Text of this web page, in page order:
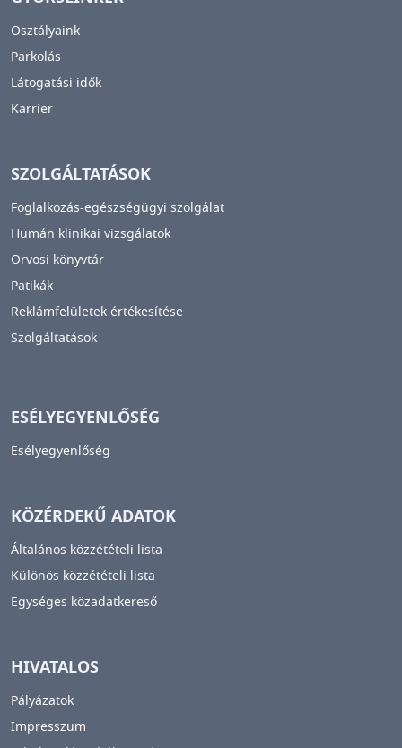
Osztályaink
Parkolás
Látogatási idők
Karrier
SZOLGÁLTATÁSOK
Foglalkozás-egészségügyi szolgálat
Humán klinikai vizsgálatok
Orvosi könyvtár
Patikák
Reklámfelületek értékesítése
Szolgáltatások
ESÉLYEGYENLŐSÉG
Esélyegyenlőség
KÖZÉRDEKŰ ADATOK
Általános közzétételi lista
Különös közzétételi lista
Egységes közadatkereső
HIVATALOS
Pályázatok
Impresszum